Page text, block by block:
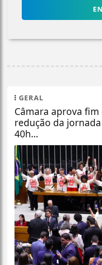
GERAL
Câmara aprova fim
redução da
40h...